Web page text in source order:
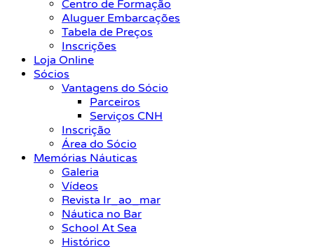
Centro de Formação
Aluguer Embarcações
Tabela de Preços
Inscrições
Loja Online
Sócios
Vantagens do Sócio
Parceiros
Serviços CNH
Inscrição
Área do Sócio
Memórias Náuticas
Galeria
Vídeos
Revista Ir_ao_mar
Náutica no Bar
School At Sea
Histórico